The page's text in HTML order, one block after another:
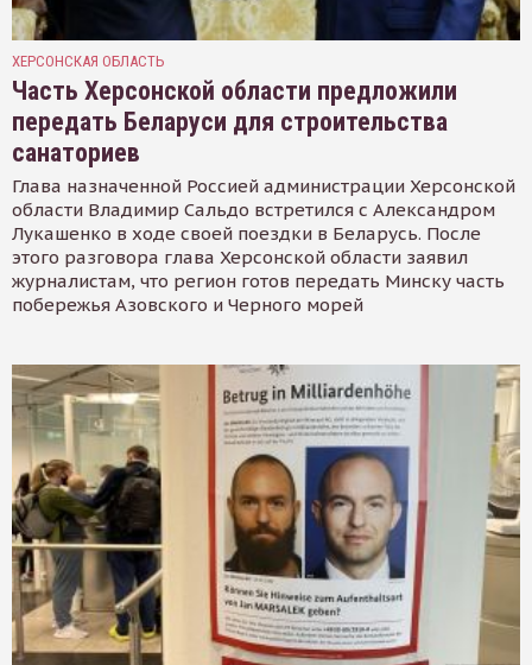
ХЕРСОНСКАЯ ОБЛАСТЬ
Часть Херсонской области предложили
передать Беларуси для строительства
санаториев
Глава назначенной Россией администрации Херсонской
области Владимир Сальдо встретился с Александром
Лукашенко в ходе своей поездки в Беларусь. После
этого разговора глава Херсонской области заявил
журналистам, что регион готов передать Минску часть
побережья Азовского и Черного морей